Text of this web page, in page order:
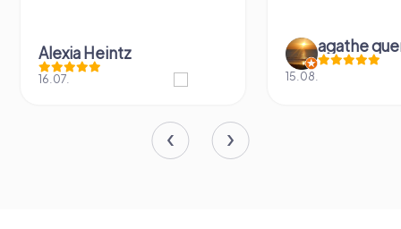
Alexia Heintz
16.07.
agathe
15.08.